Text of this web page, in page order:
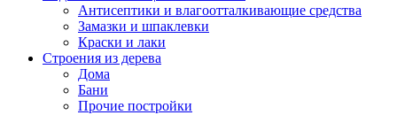
Антисептики и влагоотталкивающие средства
Замазки и шпаклевки
Краски и лаки
Строения из дерева
Дома
Бани
Прочие постройки